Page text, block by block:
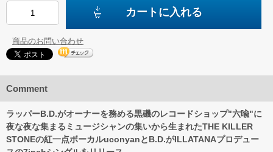
カートに入れる
商品のお問い合わせ
Comment
ラッパーB.D.がオーナーを務める黒磯のレコードショップ"六喩"に
夜な夜な集まるミュージシャンの集いから生まれたTHE KILLER
STONEの紅一点ボーカルuconyanとB.D.がILLATANAプロデュー